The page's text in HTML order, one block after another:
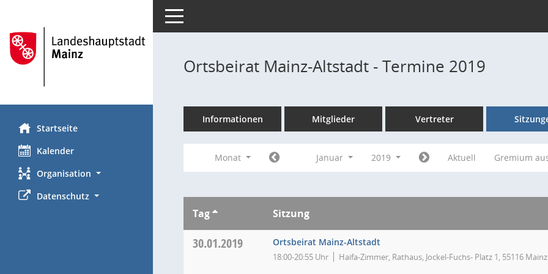
Startseite
Kalender
Organisation
Datenschutz
Toggle navigation
Ortsbeirat Mainz-Altstadt - Termine 2019
Informationen Mitglieder Vertreter
Monat Januar 2019 Aktuell Gremium
Tag Sitzung
30.01.2019 Ortsbeirat Mainz-Altstadt
18:00-20:55 Uhr Haifa-Zimmer, Rathaus, Jockel-Fuchs- Platz 1, 55116 Mainz